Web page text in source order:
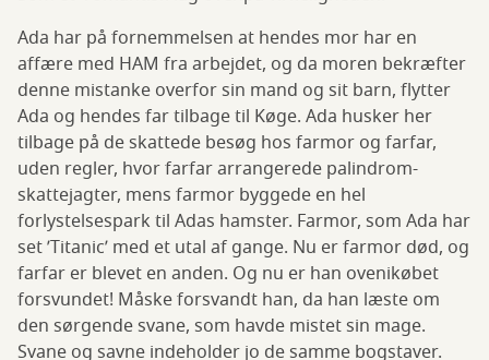
Ada har på fornemmelsen at hendes mor har en
affære med HAM fra arbejdet, og da moren bekræfter
denne mistanke overfor sin mand og sit barn, flytter
Ada og hendes far tilbage til Køge. Ada husker her
tilbage på de skattede besøg hos farmor og farfar,
uden regler, hvor farfar arrangerede palindrom-
skattejagter, mens farmor byggede en hel
forlystelsespark til Adas hamster. Farmor, som Ada har
set ’Titanic’ med et utal af gange. Nu er farmor død, og
farfar er blevet en anden. Og nu er han ovenikøbet
forsvundet! Måske forsvandt han, da han læste om
den sørgende svane, som havde mistet sin mage.
Svane og savne indeholder jo de samme bogstaver.